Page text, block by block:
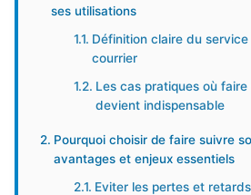
ses utilisations
Définition claire du
courrier
Les cas pratiques où
devient indispensable
Pourquoi choisir de faire suivre
avantages et enjeux essentiels
Eviter les pertes et